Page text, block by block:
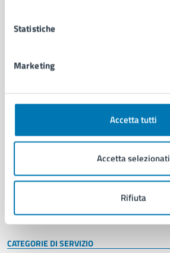
Statistiche
Marketing
Accetta tutti
Accetta selezionati
Rifiuta
Comune di Napoli
AMMINISTRAZIONE
Organi di governo
Enti e fondazioni
Personale amministrativo
Intranet, posta aziendale e protocollo
CATEGORIE DI SERVIZIO